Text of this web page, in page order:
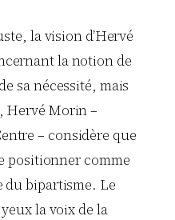
la vision d’Hervé
la notion de
sa nécessité, mais
Hervé Morin –
– considère que
positionner comme
du bipartisme. Le
la voix de la